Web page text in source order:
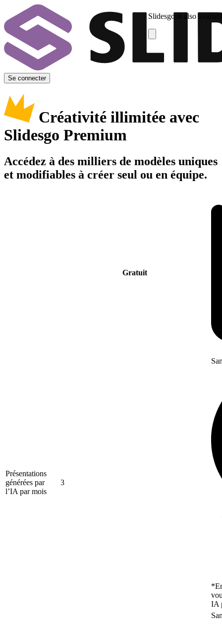
Slidesgo is also
Se connecter
Créativité illimitée avec
Slidesgo Premium
Accédez à des milliers de modèles uniques
et modifiables à créer seul ou en équipe.
Gratuit
Présentations
générées par
l’IA par mois
3
IA